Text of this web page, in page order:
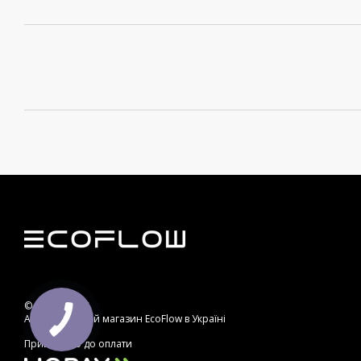
© 2013—2026
Авторизований магазин EcoFlow в Україні
Приймаємо до оплати